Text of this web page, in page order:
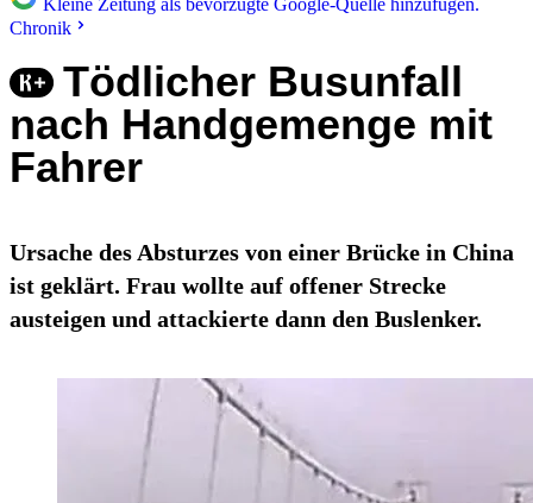
Chronik
Tödlicher Busunfall
nach Handgemenge mit
Fahrer
Ursache des Absturzes von einer Brücke in China
ist geklärt. Frau wollte auf offener Strecke
austeigen und attackierte dann den Buslenker.